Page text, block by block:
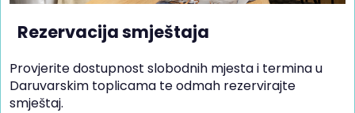
Rezervacija smještaja
Provjerite dostupnost slobodnih mjesta i termina u
Daruvarskim toplicama te odmah rezervirajte
smještaj.